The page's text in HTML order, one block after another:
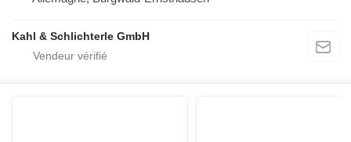
Kahl & Schlichterle GmbH